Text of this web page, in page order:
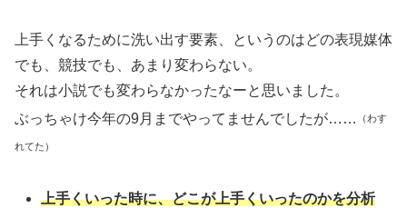
上手くなるために洗い出す要素、というのはどの表現媒体
でも、競技でも、あまり変わらない。
それは小説でも変わらなかったなーと思いました。
ぶっちゃけ今年の9月までやってませんでしたが……
（わす
れてた）
上手くいった時に、どこが上手くいったのかを分析